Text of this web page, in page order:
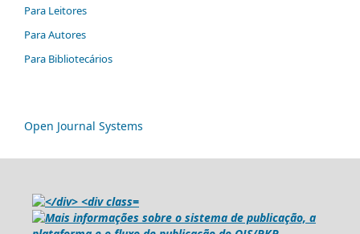
Para Leitores
Para Autores
Para Bibliotecários
Open Journal Systems